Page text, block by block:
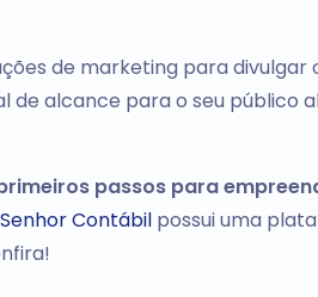
de marketing para divulgar
alcance para o seu público
passos para
Senhor Contábil possui uma